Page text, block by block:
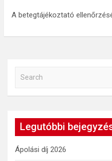
A betegtájékoztató
a
h
Legutóbbi
Ápolási díj 2026